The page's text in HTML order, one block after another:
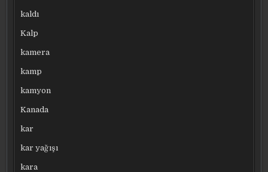
kaldı
Kalp
kamera
kamp
kamyon
Kanada
kar
kar yağışı
kara